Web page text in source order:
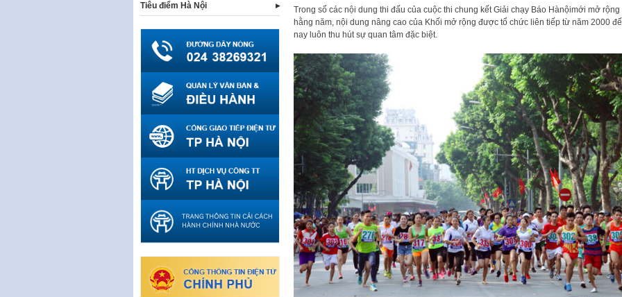
Trong số các nội dung thi đấu của cuộc thi chung kết Giải chạy Báo Hànộimới mở rộng
hằng năm, nội dung nâng cao của Khối mở rộng được tổ chức liên tiếp từ năm 2000
nay luôn thu hút sự quan tâm đặc biệt.
Tiêu điểm Hà Nội